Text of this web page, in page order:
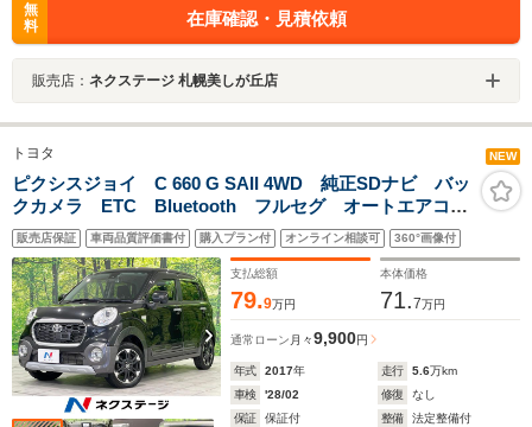
無
料
在庫確認・見積依頼
販売店： ネクステージ 札幌美しが丘店
トヨタ NEW
ピクシスジョイ C 660 G SAII 4WD 純正SDナビ バッ
クカメラ ETC Bluetooth フルセグ オートエアコ
ン オートライト スマートキー LEDヘッド 純正15
インチアルミホイール ドライブレコーダー 横滑り防
止装置
販売店保証 車両品質評価書付 購入プラン付 オンライン相談可 360°画像付
支払総額
79.9万円
本体価格
71.7万円
通常ローン 月々9,900円
年式 2017年 走行 5.6万km
車検
'28/02 修復
なし
保証
保証付 整備
法定整備付